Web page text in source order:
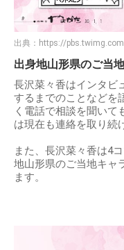
出典： https://pbs.twimg.com
出身地山形県のご当
長沢菜々香はインタビ
するまでのことなどを
く電話で相談を聞いて
は現在も連絡を取り続
また、長沢菜々香は4
地山形県のご当地キャ
ます。